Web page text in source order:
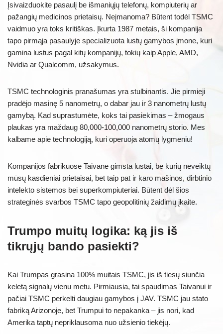
Įsivaizduokite pasaulį be išmaniųjų telefonų, kompiuterių ar
pažangių medicinos prietaisų. Neįmanoma? Būtent todėl TSMC
vaidmuo yra toks kritiškas. Įkurta 1987 metais, ši kompanija
tapo pirmąja pasaulyje specializuota lustų gamybos įmone, kuri
gamina lustus pagal kitų kompanijų, tokių kaip Apple, AMD,
Nvidia ar Qualcomm, užsakymus.
TSMC technologinis pranašumas yra stulbinantis. Jie pirmieji
pradėjo masinę 5 nanometrų, o dabar jau ir 3 nanometrų lustų
gamybą. Kad suprastumėte, koks tai pasiekimas – žmogaus
plaukas yra maždaug 80,000-100,000 nanometrų storio. Mes
kalbame apie technologiją, kuri operuoja atomų lygmeniu!
Kompanijos fabrikuose Taivane gimsta lustai, be kurių neveiktų
mūsų kasdieniai prietaisai, bet taip pat ir karo mašinos, dirbtinio
intelekto sistemos bei superkompiuteriai. Būtent dėl šios
strateginės svarbos TSMC tapo geopolitinių žaidimų įkaite.
Trumpo muitų logika: ką jis iš
tikrųjų bando pasiekti?
Kai Trumpas grasina 100% muitais TSMC, jis iš tiesų siunčia
keletą signalų vienu metu. Pirmiausia, tai spaudimas Taivanui ir
pačiai TSMC perkelti daugiau gamybos į JAV. TSMC jau stato
fabriką Arizonoje, bet Trumpui to nepakanka – jis nori, kad
Amerika taptų nepriklausoma nuo užsienio tiekėjų.